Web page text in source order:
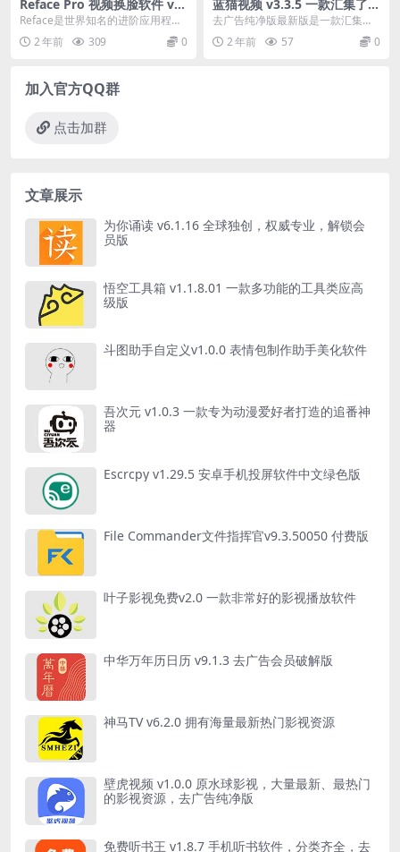
Reface Pro 视频换脸软件 v4.
7.0 解锁专业版
Reface是世界知名的进阶应用程
序，并提供每日更新的视频、动态
图、照片和图片资...
2 年前 309 0
蓝猫视频 v3.3.5 一款汇集了各
种观影资源的播放器app去广
告版
去广告纯净版最新版是一款汇集了
各种观影资源的播放器app，用户
可以在软件里找到各...
2 年前 57 0
加入官方QQ群
点击加群
文章展示
为你诵读 v6.1.16 全球独创，权威专业，解锁会
员版
悟空工具箱 v1.1.8.01 一款多功能的工具类应高
级版
斗图助手自定义v1.0.0 表情包制作助手美化软件
吾次元 v1.0.3 一款专为动漫爱好者打造的追番神
器
Escrcpy v1.29.5 安卓手机投屏软件中文绿色版
File Commander文件指挥官v9.3.50050 付费版
叶子影视免费v2.0 一款非常好的影视播放软件
中华万年历日历 v9.1.3 去广告会员破解版
神马TV v6.2.0 拥有海量最新热门影视资源
壁虎视频 v1.0.0 原水球影视，大量最新、最热门
的影视资源，去广告纯净版
免费听书王 v1.8.7 手机听书软件，分类齐全，去